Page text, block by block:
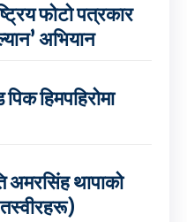
फोटो पत्रकार
अभियान
हिमपहिरोमा
अमरसिंह थापाको